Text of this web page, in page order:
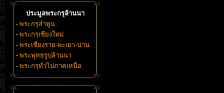
ประมูลพระกรุล้านนา
- พระกรุลำพูน
- พระกรุเชียงใหม่
- พระเชียงราย-พะเยา-น่าน
- พระพุทธรูปล้านนา
- พระกรุทั่วไปภาคเหนือ